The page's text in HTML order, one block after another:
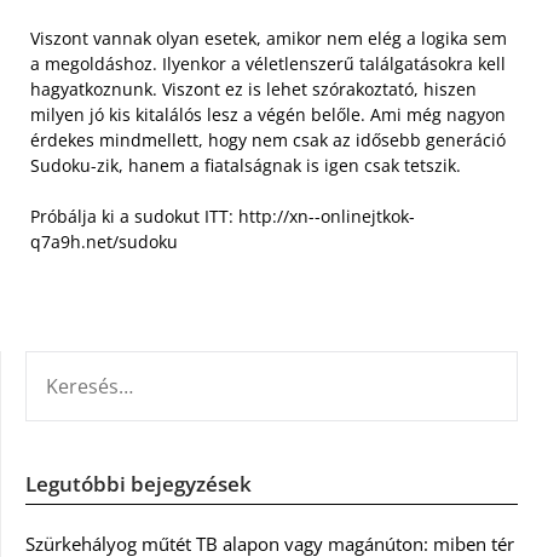
Viszont vannak olyan esetek, amikor nem elég a logika sem
a megoldáshoz. Ilyenkor a véletlenszerű találgatásokra kell
hagyatkoznunk. Viszont ez is lehet szórakoztató, hiszen
milyen jó kis kitalálós lesz a végén belőle. Ami még nagyon
érdekes mindmellett, hogy nem csak az idősebb generáció
Sudoku-zik, hanem a fiatalságnak is igen csak tetszik.
Próbálja ki a sudokut ITT: http://xn--onlinejtkok-
q7a9h.net/sudoku
Legutóbbi bejegyzések
Szürkehályog műtét TB alapon vagy magánúton: miben tér